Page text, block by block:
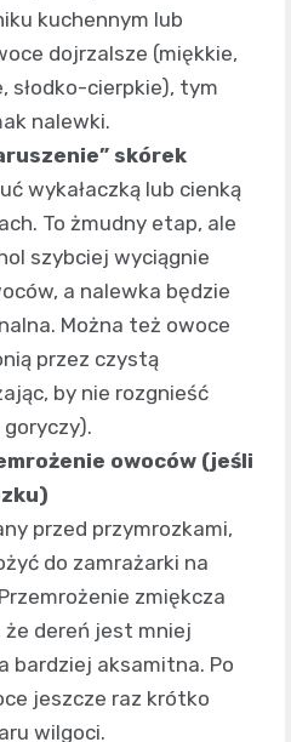
kuchennym lub
dojrzalsze (miękkie,
słodko-cierpkie), tym
nalewki.
skórek
wykałaczką lub cienką
To żmudny etap, ale
szybciej wyciągnie
a nalewka będzie
Można też owoce
przez czystą
by nie rozgnieść
owoców (jeśli
przed przymrozkami,
do zamrażarki na
zmiękcza
że dereń jest mniej
bardziej aksamitna. Po
jeszcze raz krótko
wilgoci.